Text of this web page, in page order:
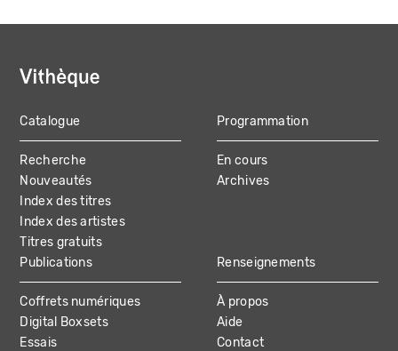
MAIN
NAVIGATION
Catalogue
Recherche
Nouveautés
Index des titres
Index des artistes
Titres gratuits
Programmation
En cours
Archives
Publications
Coffrets numériques
Digital Boxsets
Essais
Renseignements
À propos
Aide
Contact